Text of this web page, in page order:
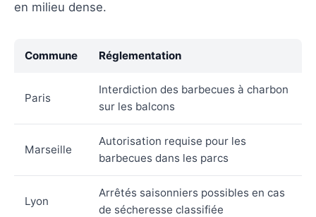
en milieu dense.
Commune Réglementation
Paris
Interdiction des barbecues à charbon
sur les balcons
Marseille
Autorisation requise pour les
barbecues dans les parcs
Lyon
Arrêtés saisonniers possibles en cas
de sécheresse classifiée